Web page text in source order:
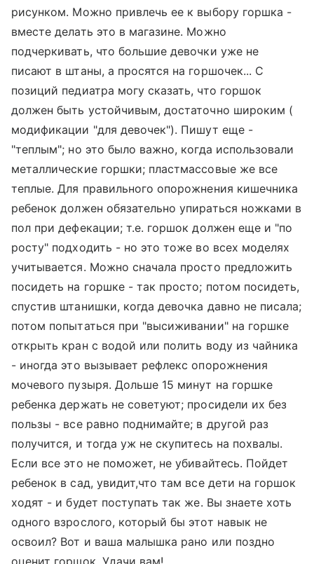
рисунком. Можно привлечь ее к выбору горшка -
вместе делать это в магазине. Можно
подчеркивать, что большие девочки уже не
писают в штаны, а просятся на горшочек... С
позиций педиатра могу сказать, что горшок
должен быть устойчивым, достаточно широким (
модификации "для девочек"). Пишут еще -
"теплым"; но это было важно, когда использовали
металлические горшки; пластмассовые же все
теплые. Для правильного опорожнения кишечника
ребенок должен обязательно упираться ножками в
пол при дефекации; т.е. горшок должен еще и "по
росту" подходить - но это тоже во всех моделях
учитывается. Можно сначала просто предложить
посидеть на горшке - так просто; потом посидеть,
спустив штанишки, когда девочка давно не писала;
потом попытаться при "высиживании" на горшке
открыть кран с водой или полить воду из чайника
- иногда это вызывает рефлекс опорожнения
мочевого пузыря. Дольше 15 минут на горшке
ребенка держать не советуют; просидели их без
пользы - все равно поднимайте; в другой раз
получится, и тогда уж не скупитесь на похвалы.
Если все это не поможет, не убивайтесь. Пойдет
ребенок в сад, увидит,что там все дети на горшок
ходят - и будет поступать так же. Вы знаете хоть
одного взрослого, который бы этот навык не
освоил? Вот и ваша малышка рано или поздно
оценит горшок. Удачи вам!